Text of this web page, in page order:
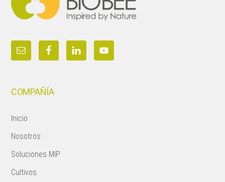
COMPAÑÍA
Inicio
Nosotros
Soluciones MIP
Cultivos